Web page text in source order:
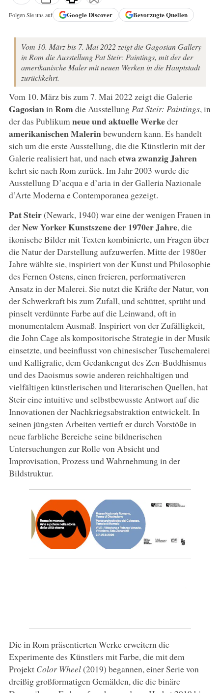
Folgen Sie uns auf GoogleDiscover Bevorzugte Quellen
Vom 10. März bis 7. Mai 2022 zeigt die Gagosian Gallery
in Rom die Ausstellung Pat Steir: Paintings, mit der der
amerikanische Maler mit neuen Werken in die Hauptstadt
zurückkehrt.
Vom 10. März bis zum 7. Mai 2022 zeigt die Galerie
Gagosianin Romdie Ausstellung Pat Steir: Paintings, in
der das Publikum neue und aktuelle Werkeder
amerikanischen Malerinbewundern kann. Es handelt
sich um die erste Ausstellung, die die Künstlerin mit der
Galerie realisiert hat, und nachetwa zwanzig Jahren
kehrt sie nach Rom zurück. Im Jahr 2003 wurde die
Ausstellung D’acqua e d’aria in der Galleria Nazionale
d’Arte Moderna e Contemporanea gezeigt.
Pat Steir(Newark, 1940) war eine der wenigen Frauen in
derNew Yorker Kunstszene der 1970er Jahre, die
ikonische Bilder mit Texten kombinierte, um Fragen über
die Natur der Darstellung aufzuwerfen. Mitte der 1980er
Jahre wählte sie, inspiriert von der Kunst und Philosophie
des Fernen Ostens, einen freieren, performativeren
Ansatz in der Malerei. Sie nutzt die Kräfte der Natur, von
der Schwerkraft bis zum Zufall, und schüttet, sprüht und
pinselt verdünnte Farbe auf die Leinwand, oft in
monumentalem Ausmaß. Inspiriert von der Zufälligkeit,
die John Cage als kompositorische Strategie in der Musik
einsetzte, und beeinflusst von chinesischer Tuschemalerei
und Kalligrafie, dem Gedankengut des Zen-Buddhismus
und des Daoismus sowie anderen reichhaltigen und
vielfältigen künstlerischen und literarischen Quellen, hat
Steir eine intuitive und selbstbewusste Antwort auf die
Innovationen der Nachkriegsabstraktion entwickelt. In
seinen jüngsten Arbeiten vertieft er durch Vorstöße in
neue farbliche Bereiche seine bildnerischen
Untersuchungen zur Rolle von Absicht und
Improvisation, Prozess und Wahrnehmung in der
Bildstruktur.
Die in Rom präsentierten Werke erweitern die
Experimente des Künstlers mit Farbe, die mit dem
Projekt Color Wheel(2019) begannen, einer Serie von
dreißig großformatigen Gemälden, die die binäre